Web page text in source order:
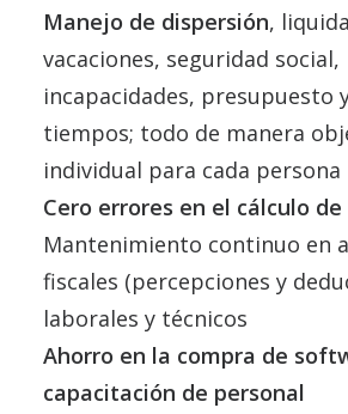
Manejo de dispersión,
vacaciones, seguridad social,
incapacidades, presupuesto
tiempos; todo de manera
individual para cada persona
Cero errores en el cálculo
Mantenimiento continuo en
fiscales (percepciones y
laborales y técnicos
Ahorro en la compra de
capacitación de personal